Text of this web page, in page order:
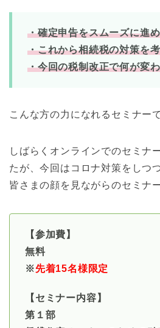
・確定申告をスムーズに進
・これから相続税の対策を
・今回の税制改正で何が変
こんな方の力になれるセミナーで
しばらくオンラインでのセミナ
たが、今回はコロナ対策をしつ
皆さまの顔を見ながらのセミナ
【参加費】
無料
※先着15名様限定
【セミナー内容】
第１部